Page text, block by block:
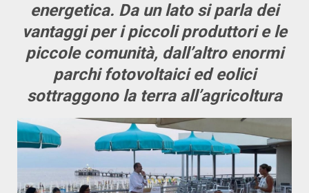
energetica. Da un lato si parla dei
vantaggi per i piccoli produttori e le
piccole comunità, dall’altro enormi
parchi fotovoltaici ed eolici
sottraggono la terra all’agricoltura